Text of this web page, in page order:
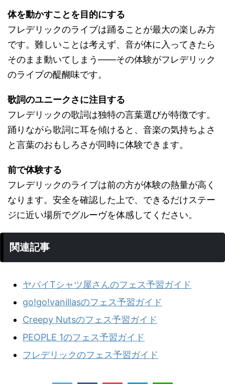
体を動かすことを目的にする
フレデリックのライブは踊ることが最大の楽しみ方
です。難しいことは考えず、音が体に入ってきたら
そのまま動いてしまう——その体験がフレデリック
のライブの醍醐味です。
歌詞のユニークさに注目する
フレデリックの歌詞は独特の言葉選びが特徴です。
踊りながら歌詞に耳を傾けると、音楽の気持ちよさ
と言葉のおもしろさが同時に体験できます。
前で体験する
フレデリックのライブは前の方が体験の熱量が高く
なります。安全を確認した上で、できるだけステー
ジに近い場所でグルーヴを体感してください。
関連記事
ヤバイTシャツ屋さんのフェス予習ガイド
go!go!vanillasのフェス予習ガイド
Creepy Nutsのフェス予習ガイド
PEOPLE 1のフェス予習ガイド
フレデリックのフェス予習ガイド